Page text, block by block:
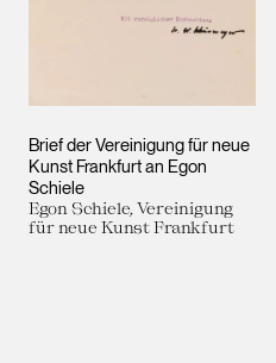
Brief der Vereinigung für neue
Kunst Frankfurt an Egon
Schiele
Egon Schiele, Vereinigung
für neue Kunst Frankfurt